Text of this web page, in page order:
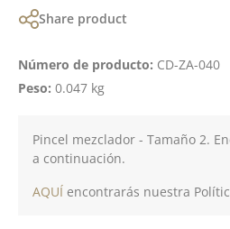
Share product
Número de producto: CD-ZA-040
Peso: 0.047 kg
Pincel mezclador - Tamaño 2.
a continuación.
AQUÍ encontrarás nuestra